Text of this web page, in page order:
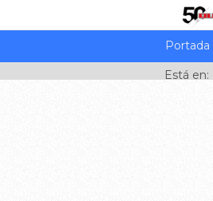
Portada
Está en: